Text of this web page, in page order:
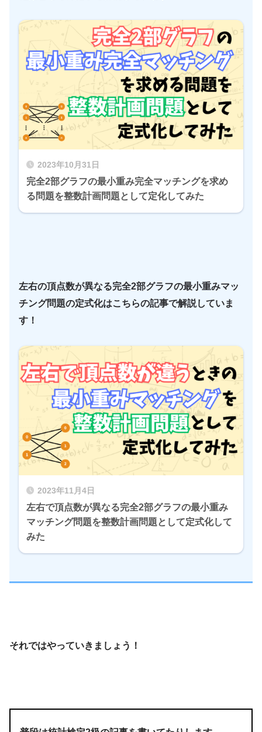
2023年10月31日
完全2部グラフの最小重み完全マッチングを求め
る問題を整数計画問題として定化してみた
左右の頂点数が異なる完全2部グラフの最小重みマッ
チング問題の定式化はこちらの記事で解説していま
す！
2023年11月4日
左右で頂点数が異なる完全2部グラフの最小重み
マッチング問題を整数計画問題として定式化して
みた
それではやっていきましょう！